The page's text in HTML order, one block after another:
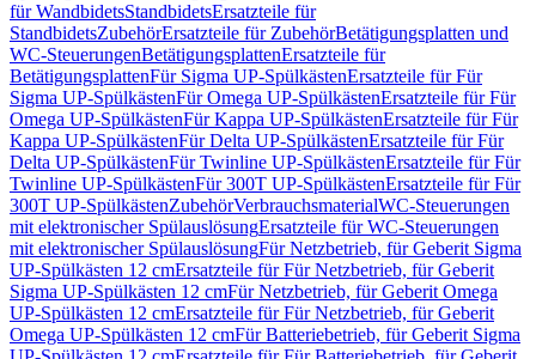
für WandbidetsStandbidetsErsatzteile für
StandbidetsZubehörErsatzteile für ZubehörBetätigungsplatten und
WC-SteuerungenBetätigungsplattenErsatzteile für
BetätigungsplattenFür Sigma UP-SpülkästenErsatzteile für Für
Sigma UP-SpülkästenFür Omega UP-SpülkästenErsatzteile für Für
Omega UP-SpülkästenFür Kappa UP-SpülkästenErsatzteile für Für
Kappa UP-SpülkästenFür Delta UP-SpülkästenErsatzteile für Für
Delta UP-SpülkästenFür Twinline UP-SpülkästenErsatzteile für Für
Twinline UP-SpülkästenFür 300T UP-SpülkästenErsatzteile für Für
300T UP-SpülkästenZubehörVerbrauchsmaterialWC-Steuerungen
mit elektronischer SpülauslösungErsatzteile für WC-Steuerungen
mit elektronischer SpülauslösungFür Netzbetrieb, für Geberit Sigma
UP-Spülkästen 12 cmErsatzteile für Für Netzbetrieb, für Geberit
Sigma UP-Spülkästen 12 cmFür Netzbetrieb, für Geberit Omega
UP-Spülkästen 12 cmErsatzteile für Für Netzbetrieb, für Geberit
Omega UP-Spülkästen 12 cmFür Batteriebetrieb, für Geberit Sigma